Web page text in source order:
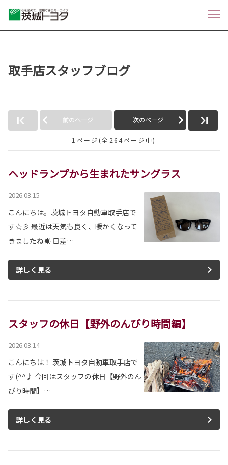
取手店スタッフブログ
前のページ 次のページ
1ページ(全264ページ中)
ヘッドランプから生まれたサングラス
2026.03.15
こんにちは。茨城トヨタ自動車取手店で
す☆彡 最近は天気も良く、暖かくなって
きましたね☀ 日差…
詳しく見る
スタッフの休日【野外のんびり時間編】
2026.03.14
こんにちは！ 茨城トヨタ自動車取手店で
す(^^♪ 今回はスタッフの休日【野外のん
びり時間】…
詳しく見る